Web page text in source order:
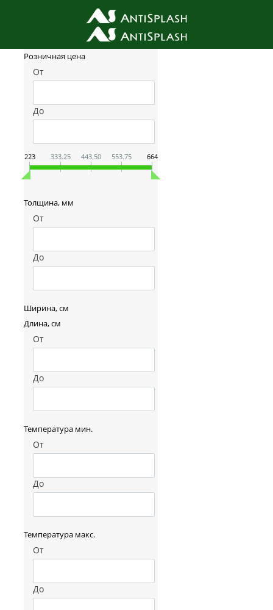
Фильтр товаров
Розничная цена
От
До
223 333.25 443.50 553.75 664
Толщина, мм
От
До
Ширина, см
Длина, см
От
До
Температура мин.
От
До
Температура макс.
От
До